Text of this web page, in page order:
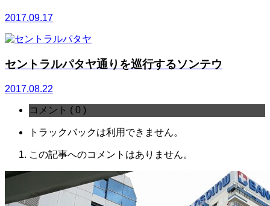
2017.09.17
セントラルパタヤ通りを巡行するソンテウ
2017.08.22
コメント ( 0 )
トラックバックは利用できません。
この記事へのコメントはありません。